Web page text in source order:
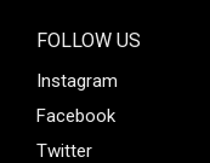
FOLLOW US
Instagram
Facebook
Twitter